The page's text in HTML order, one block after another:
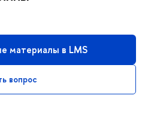
материалы в LMS
вопрос